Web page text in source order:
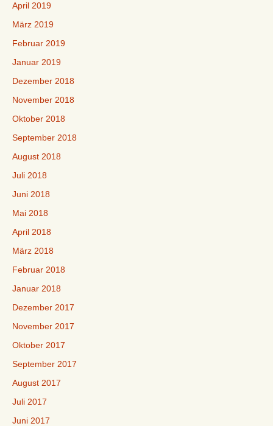
April 2019
März 2019
Februar 2019
Januar 2019
Dezember 2018
November 2018
Oktober 2018
September 2018
August 2018
Juli 2018
Juni 2018
Mai 2018
April 2018
März 2018
Februar 2018
Januar 2018
Dezember 2017
November 2017
Oktober 2017
September 2017
August 2017
Juli 2017
Juni 2017